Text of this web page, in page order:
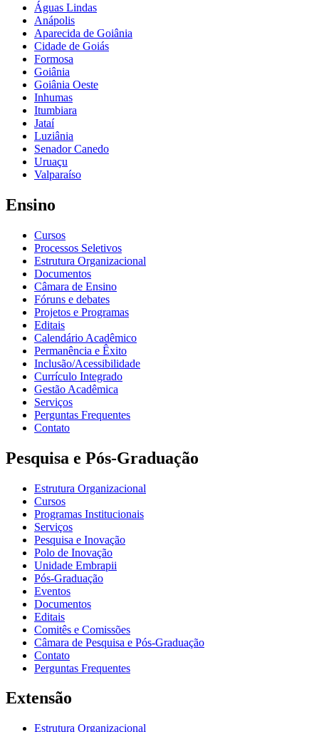
Águas Lindas
Anápolis
Aparecida de Goiânia
Cidade de Goiás
Formosa
Goiânia
Goiânia Oeste
Inhumas
Itumbiara
Jataí
Luziânia
Senador Canedo
Uruaçu
Valparaíso
Ensino
Cursos
Processos Seletivos
Estrutura Organizacional
Documentos
Câmara de Ensino
Fóruns e debates
Projetos e Programas
Editais
Calendário Acadêmico
Permanência e Êxito
Inclusão/Acessibilidade
Currículo Integrado
Gestão Acadêmica
Serviços
Perguntas Frequentes
Contato
Pesquisa e Pós-Graduação
Estrutura Organizacional
Cursos
Programas Institucionais
Serviços
Pesquisa e Inovação
Polo de Inovação
Unidade Embrapii
Pós-Graduação
Eventos
Documentos
Editais
Comitês e Comissões
Câmara de Pesquisa e Pós-Graduação
Contato
Perguntas Frequentes
Extensão
Estrutura Organizacional